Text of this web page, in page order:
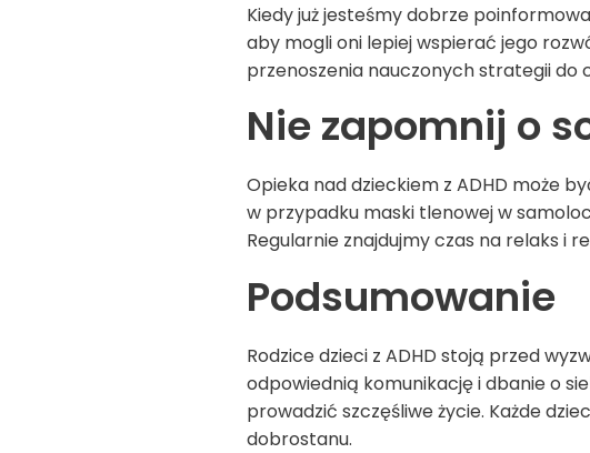
Kiedy już jesteśmy dobrze
aby mogli oni lepiej wspierać jego
przenoszenia nauczonych strategii do
Nie zapomnij o
Opieka nad dzieckiem z ADHD może
w przypadku maski tlenowej w
Regularnie znajdujmy czas na relaks i
Podsumowanie
Rodzice dzieci z ADHD stoją przed
odpowiednią komunikację i dbanie o
prowadzić szczęśliwe życie. Każde
dobrostanu.